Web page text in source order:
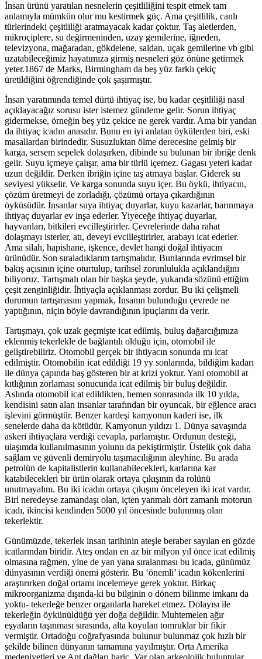
İnsan ürünü yaratılan nesnelerin çeşitliliğini tespit etmek tam
anlamıyla mümkün olur mu kestirmek güç. Ama çeşitlilik, canlı
türlerindeki çeşitliliği aratmayacak kadar çoktur. Taş aletlerden,
mikroçiplere, su değirmeninden, uzay gemilerine, iğneden,
televizyona, mağaradan, gökdelene, saldan, uçak gemilerine vb gibi
uzatabileceğimiz hayatımıza girmiş nesneleri göz önüne getirmek
yeter.1867 de Marks, Birmingham da beş yüz farklı çekiç
üretildiğini öğrendiğinde çok şaşırmıştır.
İnsan yaratımında temel dürtü ihtiyaç ise, bu kadar çeşitliliği nasıl
açıklayacağız sorusu ister istemez gündeme gelir. Sorun ihtiyaç
gidermekse, örneğin beş yüz çekice ne gerek vardır. Ama bir yandan
da ihtiyaç icadın anasıdır. Bunu en iyi anlatan öykülerden biri, eski
masallardan birindedir. Susuzluktan ölme derecesine gelmiş bir
karga, sersem sepelek dolaşırken, dibinde su bulunan bir ibriğe denk
gelir. Suyu içmeye çalışır, ama bir türlü içemez. Gagası yeteri kadar
uzun değildir. Derken ibriğin içine taş atmaya başlar. Giderek su
seviyesi yükselir. Ve karga sonunda suyu içer. Bu öykü, ihtiyacın,
çözüm üretmeyi de zorladığı, çözümü ortaya çıkardığının
öyküsüdür. İnsanlar suya ihtiyaç duyarlar, kuyu kazarlar, barınmaya
ihtiyaç duyarlar ev inşa ederler. Yiyeceğe ihtiyaç duyarlar,
hayvanları, bitkileri evcilleştirirler. Çevrelerinde daha rahat
dolaşmayı isterler, atı, deveyi evcilleştirirler, arabayı icat ederler.
Ama silah, hapishane, işkence, devlet hangi doğal ihtiyacın
ürünüdür. Son sıraladıklarım tartışmalıdır. Bunlarında evrimsel bir
bakış açısının içine oturtulup, tarihsel zorunlulukla açıklandığını
biliyoruz. Tartışmalı olan bir başka şeyde, yukarıda sözünü ettiğim
çeşit zenginliğidir. İhtiyaçla açıklanması zordur. Bu iki çelişmeli
durumun tartışmasını yapmak, İnsanın bulunduğu çevrede ne
yaptığının, niçin böyle davrandığının ipuçlarını da verir.
Tartışmayı, çok uzak geçmişte icat edilmiş, buluş dağarcığımıza
eklenmiş tekerlekle de bağlantılı olduğu için, otomobil ile
geliştirebiliriz. Otomobil gerçek bir ihtiyacın sonunda mı icat
edilmiştir. Otomobilin icat edildiği 19 yy sonlarında, bildiğim kadarı
ile dünya çapında baş gösteren bir at krizi yoktur. Yani otomobil at
kıtlığının zorlaması sonucunda icat edilmiş bir buluş değildir.
Aslında otomobil icat edildikten, hemen sonrasında ilk 10 yılda,
kendisini satın alan insanlar tarafından bir oyuncak, bir eğlence aracı
işlevini görmüştür. Benzer kardeşi kamyonun kaderi ise, ilk
senelerde daha da kötüdür. Kamyonun yıldızı 1. Dünya savaşında
askeri ihtiyaçlara verdiği cevapla, parlamıştır. Ordunun desteği,
ulaşımda kullanılmasının yolunu da pekiştirmiştir. Üstelik çok daha
sağlam ve güvenli demiryolu taşımacılığının aleyhine. Bu arada
petrolün de kapitalistlerin kullanabilecekleri, karlarına kar
katabilecekleri bir ürün olarak ortaya çıkışının da rolünü
unutmayalım. Bu iki icadın ortaya çıkışını önceleyen iki icat vardır.
Biri neredeyse zamandaşı olan, içten yanmalı dört zamanlı motorun
icadı, ikincisi kendinden 5000 yıl öncesinde bulunmuş olan
tekerlektir.
Günümüzde, tekerlek insan tarihinin ateşle beraber sayılan en gözde
icatlarından biridir. Ateş ondan en az bir milyon yıl önce icat edilmiş
olmasına rağmen, yine de yan yana sıralanması bu icada, günümüz
dünyasının verdiği önemi gösterir. Bu ‘önemli’ icadın kökenlerini
araştırırken doğal ortamı incelemeye gerek yoktur. Birkaç
mikroorganizma dışında-ki bu bilginin o dönem bilinme imkanı da
yoktu- tekerleğe benzer organlarla hareket etmez. Dolayısı ile
tekerleğin öykünüldüğü yer doğa değildir. Muhtemelen ağır
eşyaların taşınması sırasında, alta koyulan tomruklar bir fikir
vermiştir. Ortadoğu coğrafyasında bulunur bulunmaz çok hızlı bir
şekilde bilinen dünyanın tamamına yayılmıştır. Orta Amerika